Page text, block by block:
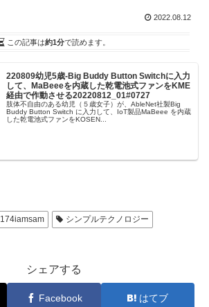
2022.08.12
この記事は約1分で読めます。
220809幼児5歳-Big Buddy Button Switchに入力
して、MaBeeeを内蔵した乾電池式ファンをKME
経由で作動させる20220812_01#0727
肢体不自由のある幼児（５歳女子）が、AbleNet社製Big
Buddy Button Switch に入力して、IoT製品MaBeee を内蔵
した乾電池式ファンをKOSEN...
174iamsam
シンプルテクノロジー
シェアする
Facebook はてブ